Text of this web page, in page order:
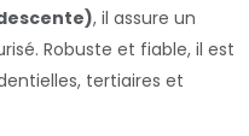
, il assure un
Robuste et fiable, il est
tertiaires et